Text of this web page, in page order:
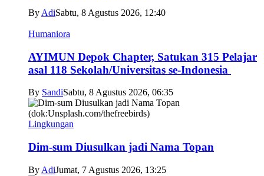
By AdiSabtu, 8 Agustus 2026, 12:40
Humaniora
AYIMUN Depok Chapter, Satukan 315 Pelajar
asal 118 Sekolah/Universitas se-Indonesia
By SandiSabtu, 8 Agustus 2026, 06:35
Lingkungan
Dim-sum Diusulkan jadi Nama Topan
By AdiJumat, 7 Agustus 2026, 13:25